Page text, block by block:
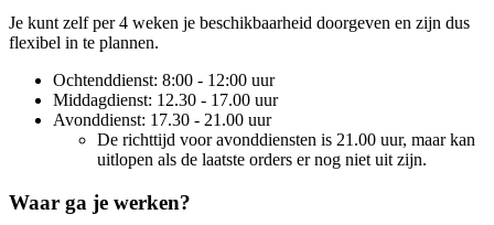
Je kunt zelf per 4 weken je beschikbaarheid doorgeven en zijn dus
flexibel in te plannen.
Ochtenddienst: 8:00 - 12:00 uur
Middagdienst: 12.30 - 17.00 uur
Avonddienst: 17.30 - 21.00 uur
De richttijd voor avonddiensten is 21.00 uur, maar kan
uitlopen als de laatste orders er nog niet uit zijn.
Waar ga je werken?